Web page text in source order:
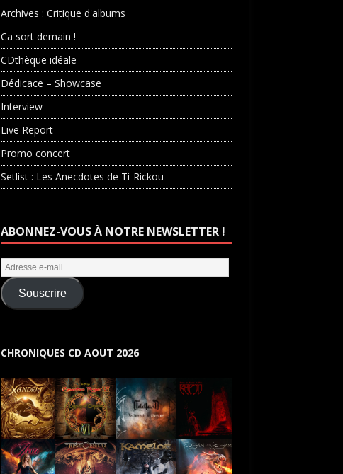
Archives : Critique d'albums
Ca sort demain !
CDthèque idéale
Dédicace – Showcase
Interview
Live Report
Promo concert
Setlist : Les Anecdotes de Ti-Rickou
ABONNEZ-VOUS À NOTRE NEWSLETTER !
Souscrire
CHRONIQUES CD AOUT 2026